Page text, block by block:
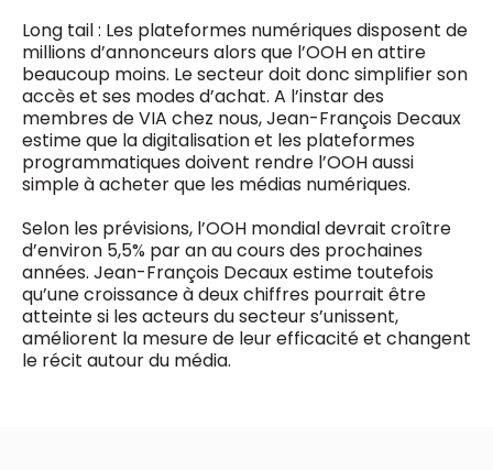
Long tail : Les plateformes numériques disposent de
millions d’annonceurs alors que l’OOH en attire
beaucoup moins. Le secteur doit donc simplifier son
accès et ses modes d’achat. A l’instar des
membres de VIA chez nous, Jean-François Decaux
estime que la digitalisation et les plateformes
programmatiques doivent rendre l’OOH aussi
simple à acheter que les médias numériques.
Selon les prévisions, l’OOH mondial devrait croître
d’environ 5,5% par an au cours des prochaines
années. Jean-François Decaux estime toutefois
qu’une croissance à deux chiffres pourrait être
atteinte si les acteurs du secteur s’unissent,
améliorent la mesure de leur efficacité et changent
le récit autour du média.